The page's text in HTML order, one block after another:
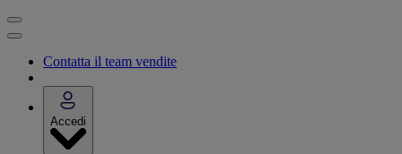
Contatta il team vendite
Accedi